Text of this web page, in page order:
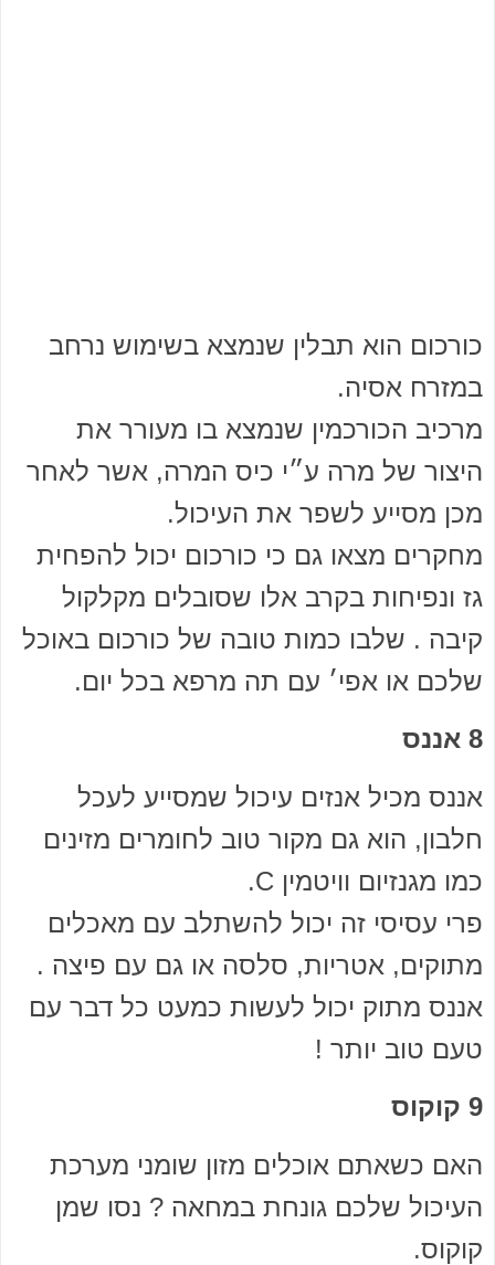
כורכום הוא תבלין שנמצא בשימוש נרחב
במזרח אסיה.
מרכיב הכורכמין שנמצא בו מעורר את
היצור של מרה ע״י כיס המרה, אשר לאחר
מכן מסייע לשפר את העיכול.
מחקרים מצאו גם כי כורכום יכול להפחית
גז ונפיחות בקרב אלו שסובלים מקלקול
קיבה . שלבו כמות טובה של כורכום באוכל
שלכם או אפי׳ עם תה מרפא בכל יום.
8 אננס
אננס מכיל אנזים עיכול שמסייע לעכל
חלבון, הוא גם מקור טוב לחומרים מזינים
כמו מגנזיום וויטמין C.
פרי עסיסי זה יכול להשתלב עם מאכלים
מתוקים, אטריות, סלסה או גם עם פיצה .
אננס מתוק יכול לעשות כמעט כל דבר עם
טעם טוב יותר !
9 קוקוס
האם כשאתם אוכלים מזון שומני מערכת
העיכול שלכם גונחת במחאה ? נסו שמן
קוקוס.